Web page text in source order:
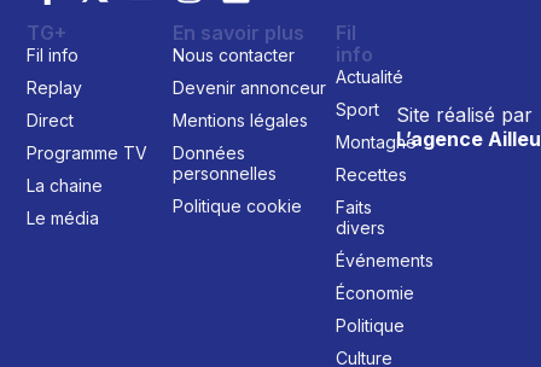
Site réalisé par
L’agence
TG+
Fil info
Replay
Direct
Programme TV
La chaine
Le média
En savoir plus
Nous contacter
Devenir annonceur
Mentions légales
Données
personnelles
Politique cookie
Fil
info
Actualité
Sport
Montagne
Recettes
Faits
divers
Événements
Économie
Politique
Culture